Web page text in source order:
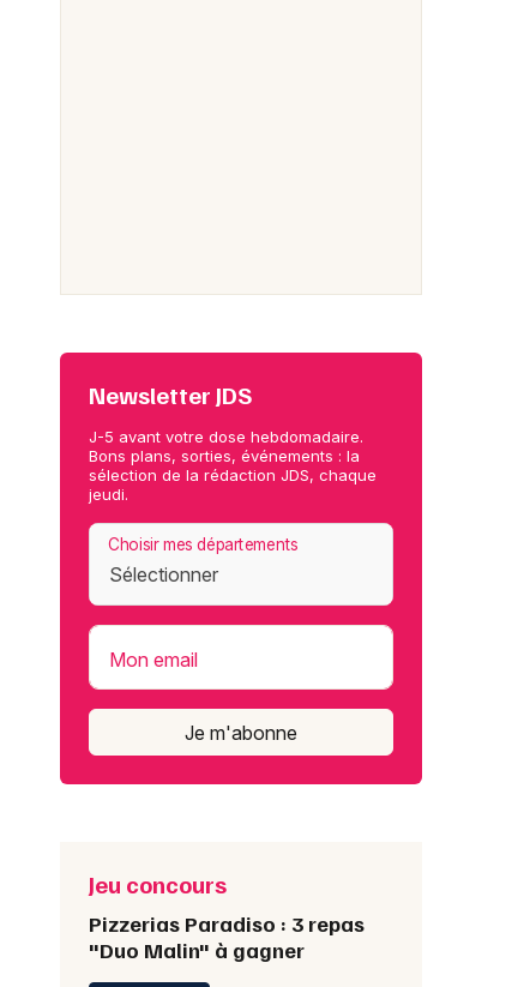
Newsletter JDS
J-5 avant votre dose hebdomadaire.
Bons plans, sorties, événements : la
sélection de la rédaction JDS, chaque
jeudi.
Choisir mes départements
Mon email
Je m'abonne
Jeu concours
Pizzerias Paradiso : 3 repas
"Duo Malin" à gagner